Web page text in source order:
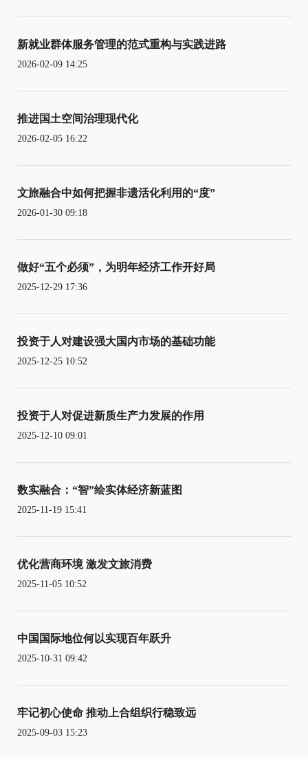
新就业群体服务管理的范式重构与实践进路
2026-02-09 14:25
推进国土空间治理现代化
2026-02-05 16:22
文旅融合中如何把握非遗活化利用的“度”
2026-01-30 09:18
做好“五个必须”，为明年经济工作开好局
2025-12-29 17:36
投资于人对建设强大国内市场的基础功能
2025-12-25 10:52
投资于人对促进新质生产力发展的作用
2025-12-10 09:01
数实融合：“智”绘实体经济新蓝图
2025-11-19 15:41
优化营商环境 激发文旅消费
2025-11-05 10:52
中国国际地位何以实现百年跃升
2025-10-31 09:42
牢记初心使命 推动上合组织行稳致远
2025-09-03 15:23